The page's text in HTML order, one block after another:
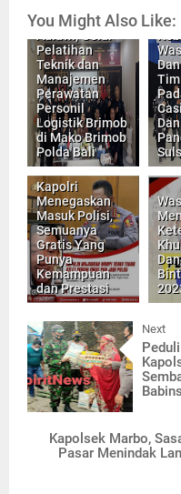
You Might Also Like:
Dede Farhan
Pelatihan
Teknik dan
Manajemen
Perawatan
Personil
Logistik Brimob
di Mako Brimob
Polda Bali
Kapolri
Menegaskan
Masuk Polisi,
Semuanya
Gratis Yang
Punya
Kemampuan
dan Prestasi
Next
Kapolsek Marbo,
Pasar Menindak